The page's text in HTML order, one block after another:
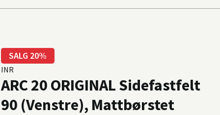
SALG 20%
INR
ARC 20 ORIGINAL Sidefastfelt
90 (Venstre), Mattbørstet